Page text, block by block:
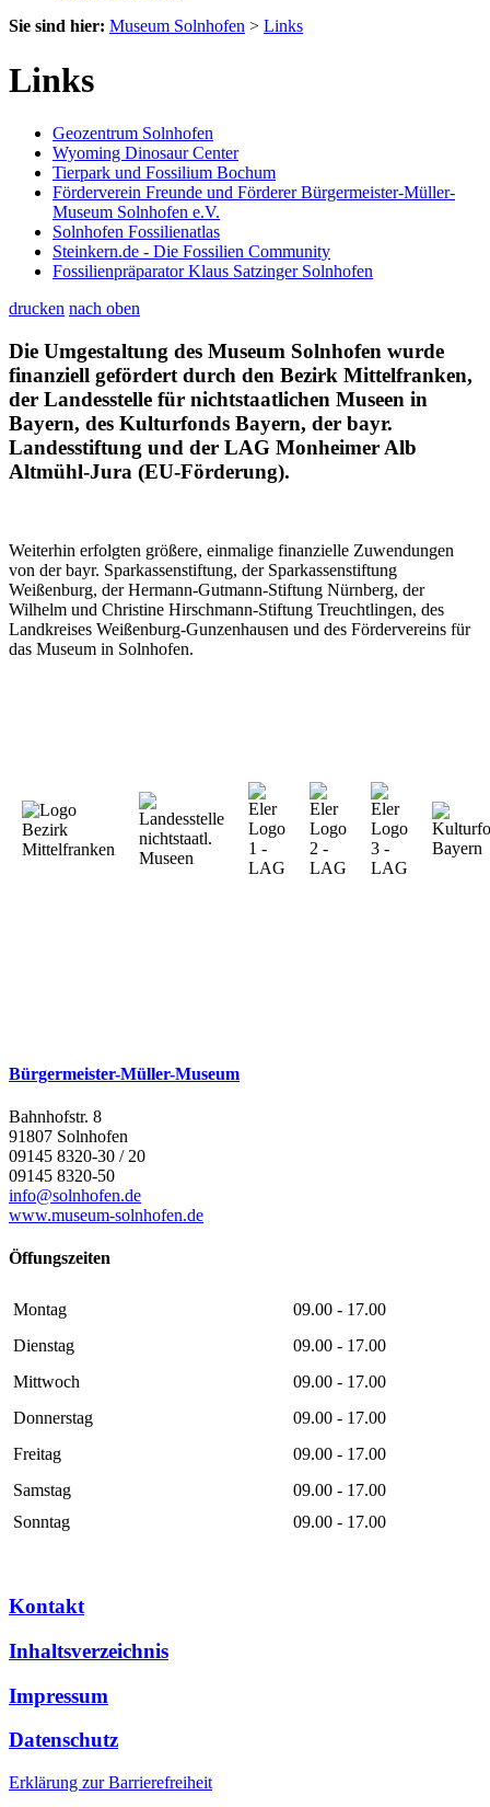
Sie sind hier: Museum Solnhofen > Links
Links
Geozentrum Solnhofen
Wyoming Dinosaur Center
Tierpark und Fossilium Bochum
Förderverein Freunde und Förderer Bürgermeister-Müller-
Museum Solnhofen e.V.
Solnhofen Fossilienatlas
Steinkern.de - Die Fossilien Community
Fossilienpräparator Klaus Satzinger Solnhofen
drucken nach oben
Die Umgestaltung des Museum Solnhofen wurde
finanziell gefördert durch den Bezirk Mittelfranken,
der Landesstelle für nichtstaatlichen Museen in
Bayern, des Kulturfonds Bayern, der bayr.
Landesstiftung und der LAG Monheimer Alb
Altmühl-Jura (EU-Förderung).
Weiterhin erfolgten größere, einmalige finanzielle Zuwendungen
von der bayr. Sparkassenstiftung, der Sparkassenstiftung
Weißenburg, der Hermann-Gutmann-Stiftung Nürnberg, der
Wilhelm und Christine Hirschmann-Stiftung Treuchtlingen, des
Landkreises Weißenburg-Gunzenhausen und des Fördervereins für
das Museum in Solnhofen.
Bürgermeister-Müller-Museum
Bahnhofstr. 8
91807 Solnhofen
09145 8320-30 / 20
09145 8320-50
info@solnhofen.de
www.museum-solnhofen.de
Öffungszeiten
Montag
09.00 - 17.00
Dienstag
09.00 - 17.00
Mittwoch
09.00 - 17.00
Donnerstag
09.00 - 17.00
Freitag
09.00 - 17.00
Samstag
09.00 - 17.00
Sonntag
09.00 - 17.00
Kontakt
Inhaltsverzeichnis
Impressum
Datenschutz
Erklärung zur Barrierefreiheit